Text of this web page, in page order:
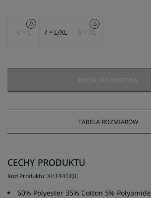
6 • L 7 • L/XL 8 • XL
DODAJ DO KOSZYKA
TABELA ROZMIARÓW
CECHY PRODUKTU
Kod Produktu:XH1440.QIJ
60% Polyester 35% Cotton 5% Polyamide